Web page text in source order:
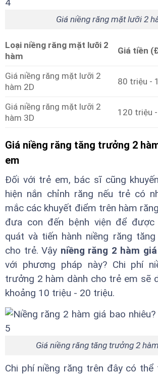
Giá niềng răng mặt lưỡi 2
Loại niềng răng mặt lưỡi 2
hàm
Giá tiền
Giá niềng răng mặt lưỡi 2
hàm 2D
80 triệu -
Giá niềng răng mặt lưỡi 2
hàm 3D
120 triệu
Giá niềng răng tăng trưởng 2
em
Đối với trẻ em, bác sĩ cũng
hiện nắn chỉnh răng nếu trẻ có
mắc các khuyết điểm trên hàm
đưa con đến bệnh viện để
quát và tiến hành niềng răng
cho trẻ. Vậy niềng răng 2 hàm
với phương pháp này? Chi phí
trưởng 2 hàm dành cho trẻ em sẽ
khoảng 10 triệu - 20 triệu.
Giá niềng răng tăng trưởng 2
Chi phí niềng răng trên đây có thể